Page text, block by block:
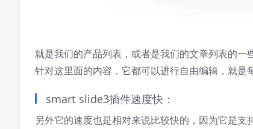
就是我们的产品列表，或者是我们的文章列表的
针对这里面的内容，它都可以进行自由编辑，就是
smart slide3插件速度快：
另外它的速度也是相对来说比较快的，因为它是